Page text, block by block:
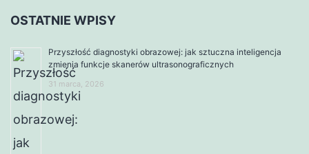
OSTATNIE WPISY
Przyszłość diagnostyki obrazowej: jak sztuczna inteligencja
zmienia funkcje skanerów ultrasonograficznych
31 marca, 2026